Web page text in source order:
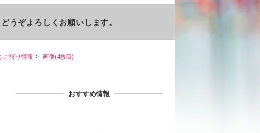
うぞよろしくお願いします。
ご狩り情報 画像(4枚目)
おすすめ情報